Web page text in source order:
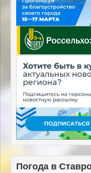
Погода в